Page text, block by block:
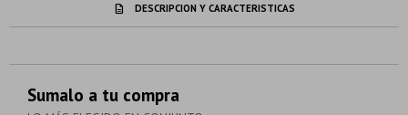
DESCRIPCION Y CARACTERISTICAS
Sumalo a tu compra